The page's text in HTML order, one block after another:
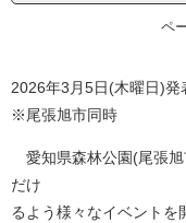
ペ
2026年3月5日(木曜日)発
※尾張旭市同時
愛知県森林公園(尾張旭
だけ
るよう様々なイベントを